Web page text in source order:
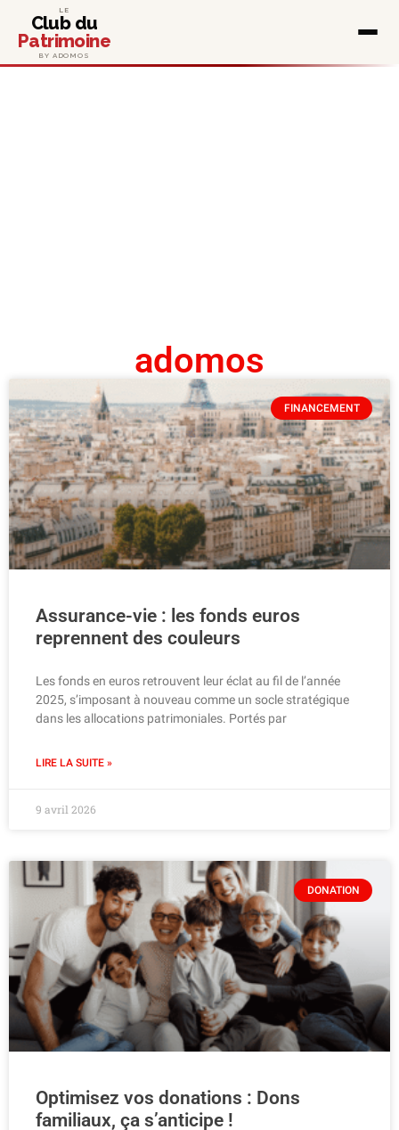
LE
Club du
Patrimoine
BY ADOMOS
adomos
FINANCEMENT
Assurance-vie : les fonds euros
reprennent des couleurs
Les fonds en euros retrouvent leur éclat au fil de l’année
2025, s’imposant à nouveau comme un socle stratégique
dans les allocations patrimoniales. Portés par
LIRE LA SUITE »
9 avril 2026
DONATION
Optimisez vos donations : Dons
familiaux, ça s’anticipe !